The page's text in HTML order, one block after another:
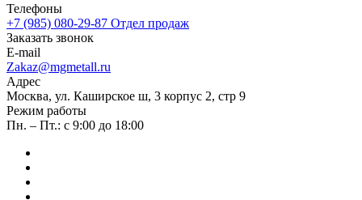
Телефоны
+7 (985) 080-29-87 Отдел продаж
Заказать звонок
E-mail
Zakaz@mgmetall.ru
Адрес
Москва, ул. Каширское ш, 3 корпус 2, стр 9
Режим работы
Пн. – Пт.: с 9:00 до 18:00